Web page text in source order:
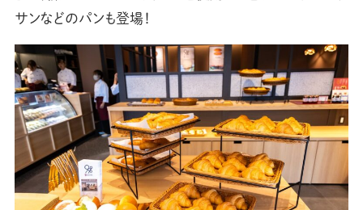
サンなどのパンも登場！